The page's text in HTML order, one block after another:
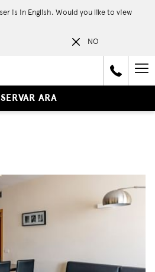
is in English. Would you like to view
NO
ARA